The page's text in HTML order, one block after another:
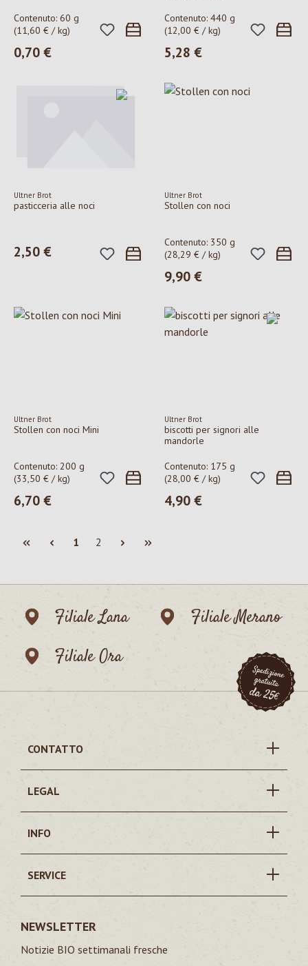
Contenuto: 60 g
(11,60 € / kg)
Prezzo normale:
0,70 €
Contenuto: 440 g
(12,00 € / kg)
Prezzo normale:
5,28 €
Ultner Brot
pasticceria alle noci
Prezzo normale:
2,50 €
Ultner Brot
Stollen con noci
Contenuto: 350 g
(28,29 € / kg)
Prezzo normale:
9,90 €
Ultner Brot
Stollen con noci Mini
Contenuto: 200 g
(33,50 € / kg)
Prezzo normale:
6,70 €
Ultner Brot
biscotti per signori alle
mandorle
Contenuto: 175 g
(28,00 € / kg)
Prezzo normale:
4,90 €
Pagina
1 Pagina
2
Filiale Lana
Filiale Merano
Filiale Ora
CONTATTO
LEGAL
INFO
SERVICE
NEWSLETTER
Notizie BIO settimanali fresche